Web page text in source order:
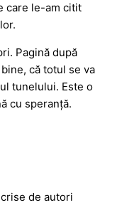
care le-am citit
Pagină după
că totul se va
tunelului. Este o
cu speranță.
de autori